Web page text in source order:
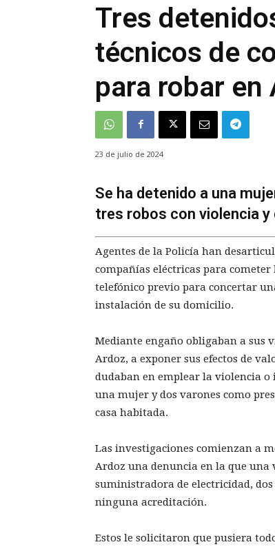
Tres
técnicos de
para robar en
23 de julio de 2024
Se ha detenido a una
tres robos con violencia
Agentes de la Policía han
compañías eléctricas para
telefónico previo para concertar
instalación de su domicilio.
Mediante engaño obligaban a sus
Ardoz, a exponer sus efectos de
dudaban en emplear la violencia
una mujer y dos varones como
casa habitada.
Las investigaciones comienzan a
Ardoz una denuncia en la que
suministradora de electricidad,
ninguna acreditación.
Estos le solicitaron que pusiera